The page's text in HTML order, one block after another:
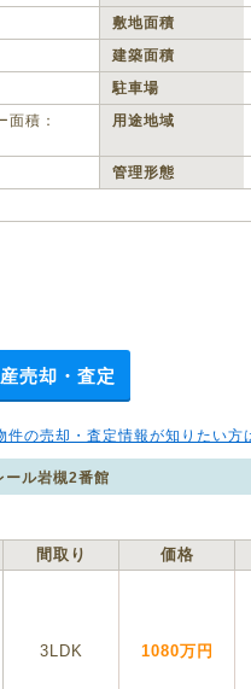
敷地面積
建築面積
駐車場
面積：
用途地域
管理形態
売却・査定
の売却・査定情報が知りたい方
ール岩槻2番館
間取り 価格
3LDK 1080万円